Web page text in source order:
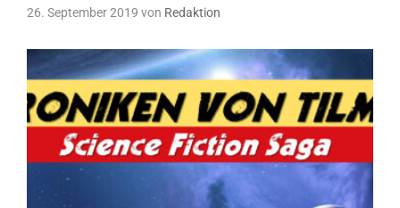
26. September 2019 von Redaktion